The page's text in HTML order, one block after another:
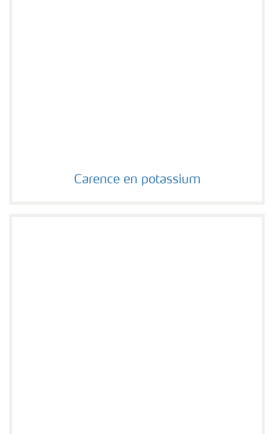
Carence en potassium
Carence en potassium